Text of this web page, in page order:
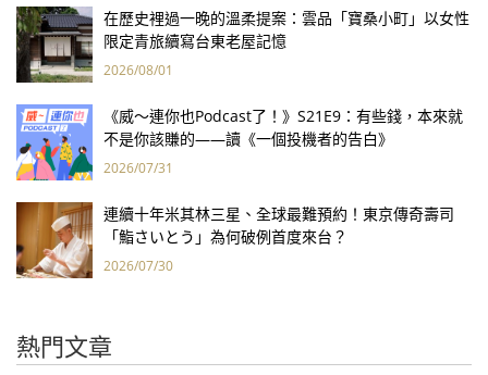
在歷史裡過一晚的溫柔提案：雲品「寶桑小町」以女性
限定青旅續寫台東老屋記憶
2026/08/01
《威～連你也Podcast了！》S21E9：有些錢，本來就
不是你該賺的——讀《一個投機者的告白》
2026/07/31
連續十年米其林三星、全球最難預約！東京傳奇壽司
「鮨さいとう」為何破例首度來台？
2026/07/30
熱門文章